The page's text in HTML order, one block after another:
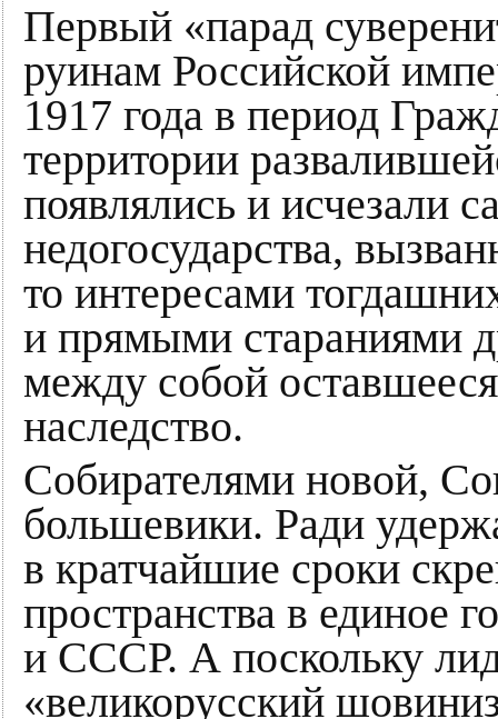
Первый «парад
руинам Российской
1917 года в период
территории
появлялись и исчезали
недогосударства,
то интересами
и прямыми стараниями
между собой
наследство.
Собирателями новой,
большевики. Ради
в кратчайшие сроки
пространства в единое
и СССР. А поскольку
«великорусский